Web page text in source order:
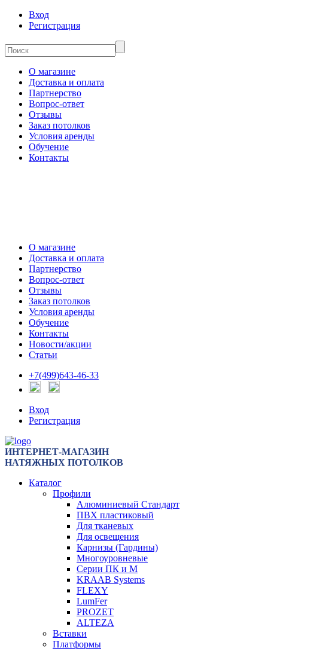
Вход
Регистрация
О магазине
Доставка и оплата
Партнерство
Вопрос-ответ
Отзывы
Заказ потолков
Условия аренды
Обучение
Контакты
О магазине
Доставка и оплата
Партнерство
Вопрос-ответ
Отзывы
Заказ потолков
Условия аренды
Обучение
Контакты
Новости/акции
Статьи
+7(499)643-46-33
Вход
Регистрация
ИНТЕРНЕТ-МАГАЗИН
НАТЯЖНЫХ ПОТОЛКОВ
Каталог
Профили
Алюминиевый Стандарт
ПВХ пластиковый
Для тканевых
Для освещения
Карнизы (Гардины)
Многоуровневые
Серии ПК и М
KRAAB Systems
FLEXY
LumFer
PROZET
ALTEZA
Вставки
Платформы